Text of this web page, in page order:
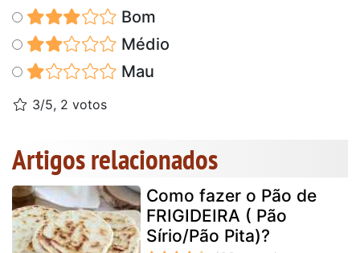
Bom
Médio
Mau
3/5, 2 votos
Artigos relacionados
Como fazer o Pão de
FRIGIDEIRA ( Pão
Sírio/Pão Pita)?